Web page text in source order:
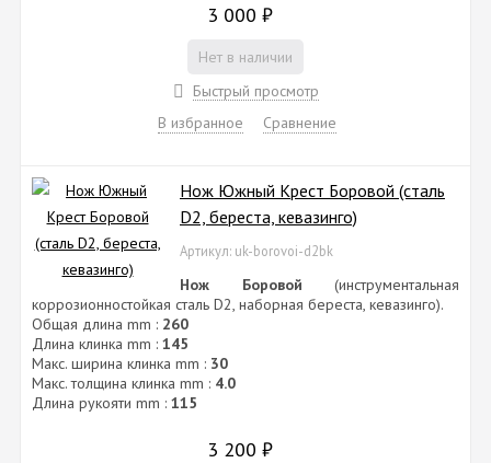
3 000 ₽
Нет в наличии
Быстрый просмотр
В избранное
Сравнение
Нож Южный Крест Боровой (сталь
D2, береста, кевазинго)
Артикул: uk-borovoi-d2bk
Нож Боровой (инструментальная
коррозионностойкая сталь D2, наборная береста, кевазинго).
Общая длина mm : 260
Длина клинка mm : 145
Макс. ширина клинка mm : 30
Макс. толщина клинка mm : 4.0
Длина рукояти mm : 115
3 200 ₽